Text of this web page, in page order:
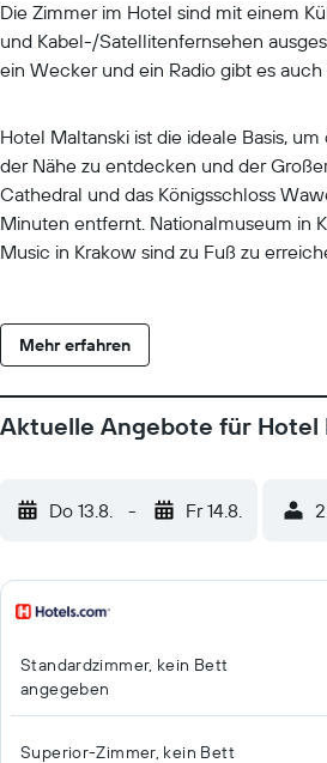
Die Zimmer im Hotel sind mit einem
und Kabel-/Satellitenfernsehen
ein Wecker und ein Radio gibt es
Hotel Maltanski ist die ideale Basis,
der Nähe zu entdecken und der
Cathedral und das Königsschloss
Minuten entfernt. Nationalmuseum in
Music in Krakow sind zu Fuß zu
Mehr erfahren
Aktuelle Angebote für Hotel
Do 13.8. - Fr 14.8.
Standardzimmer, kein Bett
angegeben
Superior-Zimmer, kein Bett